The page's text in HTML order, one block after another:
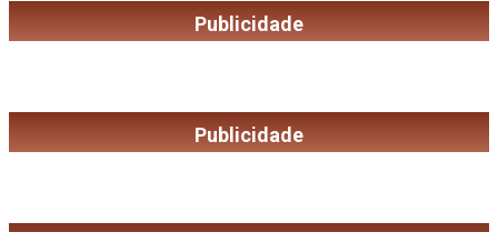
Publicidade
Publicidade